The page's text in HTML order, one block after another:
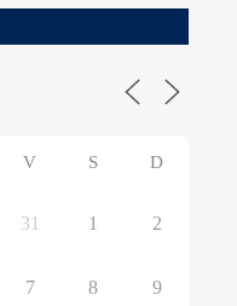
V S D
31 1 2
7 8 9